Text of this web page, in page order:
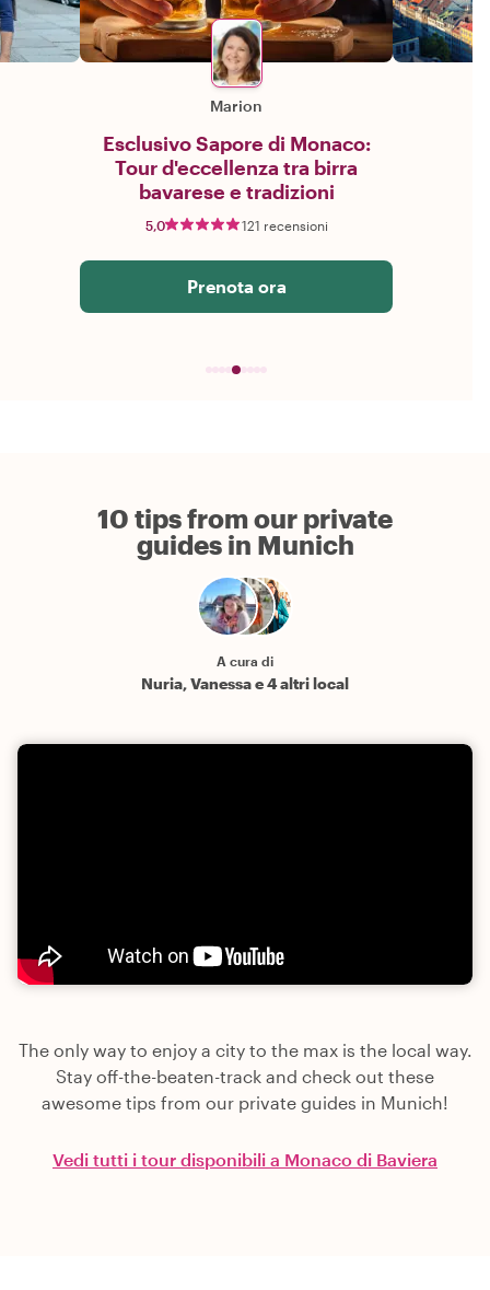
Marion
Esclusivo Sapore di Monaco:
Tour d'eccellenza tra birra
bavarese e tradizioni
5,0 121 recensioni
Prenota ora
10 tips from our private
guides in Munich
A cura di
Nuria, Vanessa e 4 altri local
The only way to enjoy a city to the max is the local way.
Stay off-the-beaten-track and check out these
awesome tips from our private guides in Munich!
Vedi tutti i tour disponibili a Monaco di Baviera